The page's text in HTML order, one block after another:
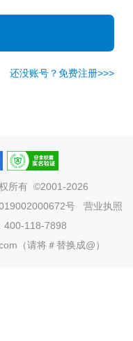
还没账号？免费注册>>>
所有 ©2001-2026
号
营业执照
400-118-7898
（请将＃替换成@）